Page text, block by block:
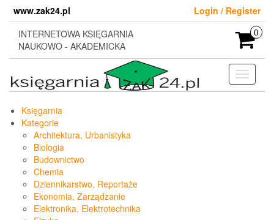
content
www.zak24.pl
Login / Register
INTERNETOWA KSIĘGARNIA
NAUKOWO - AKADEMICKA
0
Toggle
Księgarnia
Kategorie
Architektura, Urbanistyka
Biologia
Budownictwo
Chemia
Dziennikarstwo, Reportaże
Ekonomia, Zarządzanie
Elektronika, Elektrotechnika